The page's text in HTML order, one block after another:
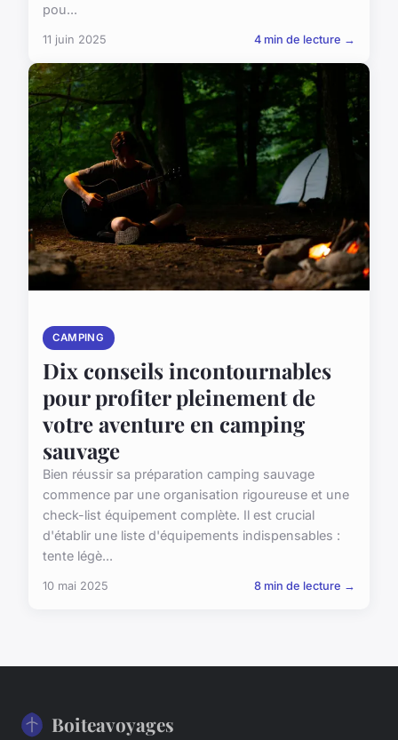
pou...
11 juin 2025 4 min de lecture →
CAMPING
Dix conseils incontournables
pour profiter pleinement de
votre aventure en camping
sauvage
Bien réussir sa préparation camping sauvage
commence par une organisation rigoureuse et une
check-list équipement complète. Il est crucial
d'établir une liste d'équipements indispensables :
tente légè...
10 mai 2025 8 min de lecture →
Boiteavoyages